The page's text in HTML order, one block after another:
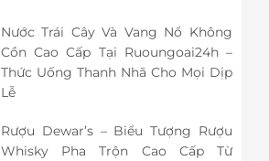
Nước Trái Cây Và Vang Nổ Không
Cồn Cao Cấp Tại Ruoungoai24h –
Thức Uống Thanh Nhã Cho Mọi Dịp
Lễ
Rượu Dewar’s – Biểu Tượng Rượu
Whisky Pha Trộn Cao Cấp Từ